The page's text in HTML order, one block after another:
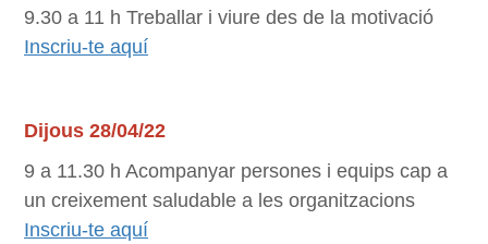
9.30 a 11 h Treballar i viure des de la motivació
Inscriu-te aquí
Dijous 28/04/22
9 a 11.30 h Acompanyar persones i equips cap a
un creixement saludable a les organitzacions
Inscriu-te aquí